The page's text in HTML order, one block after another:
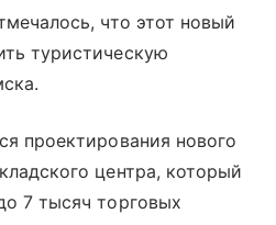
что этот новый
туристическую
проектирования нового
центра, который
7 тысяч торговых